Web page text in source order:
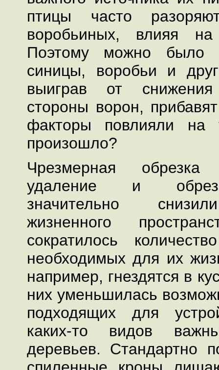
птицы часто
воробьиных, влияя
Поэтому можно было
синицы, воробьи и
выиграв от
стороны ворон,
факторы повлияли на
произошло?
Чрезмерная
удаление и
значительно
жизненного
сократилось
необходимых для их
например, гнездятся в
них уменьшилась
подходящих для
каких-то видов
деревьев. Стандартно